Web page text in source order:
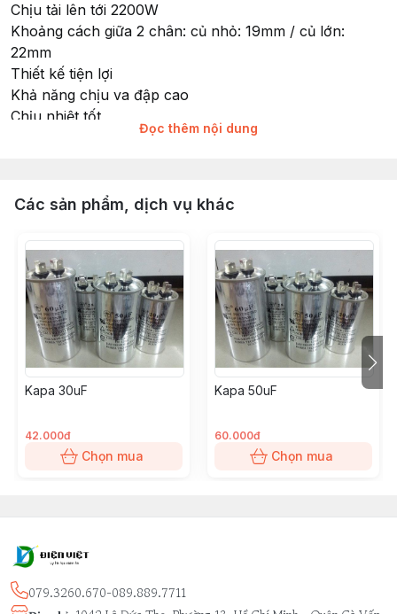
Chịu tải lên tới 2200W
Khoảng cách giữa 2 chân: củ nhỏ: 19mm / củ lớn:
22mm
Thiết kế tiện lợi
Khả năng chịu va đập cao
Chịu nhiệt tốt
Tiếp xúc đồng đàn hồi, có lò xo tăng lực kẹp.
Đọc thêm nội dung
Các sản phẩm, dịch vụ khác
Kapa 30uF
42.000đ
Chọn mua
Kapa 50uF
60.000đ
Chọn mua
079.3260.670-089.889.7711